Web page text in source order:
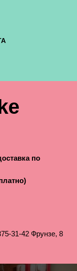
31-42 Фрунзе, 8
по